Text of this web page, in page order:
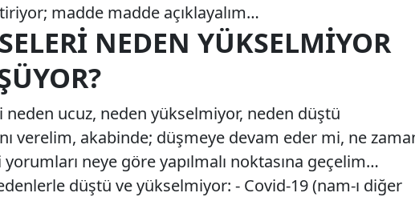
madde madde açıklayalım…
NEDEN YÜKSELMIYOR
neden ucuz, neden yükselmiyor, neden düştü
verelim, akabinde; düşmeye devam eder mi, ne
yorumları neye göre yapılmalı noktasına geçelim…
düştü ve yükselmiyor: - Covid-19 (nam-ı diğer